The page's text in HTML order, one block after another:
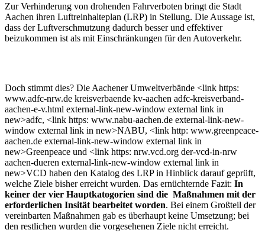
Zur Verhinderung von drohenden Fahrverboten bringt die Stadt
Aachen ihren Luftreinhalteplan (LRP) in Stellung. Die Aussage ist,
dass der Luftverschmutzung dadurch besser und effektiver
beizukommen ist als mit Einschränkungen für den Autoverkehr.
Doch stimmt dies? Die Aachener Umweltverbände <link https:
www.adfc-nrw.de kreisverbaende kv-aachen adfc-kreisverband-
aachen-e-v.html external-link-new-window external link in
new>adfc, <link https: www.nabu-aachen.de external-link-new-
window external link in new>NABU, <link http: www.greenpeace-
aachen.de external-link-new-window external link in
new>Greenpeace und <link https: nrw.vcd.org der-vcd-in-nrw
aachen-dueren external-link-new-window external link in
new>VCD haben den Katalog des LRP in Hinblick darauf geprüft,
welche Ziele bisher erreicht wurden. Das ernüchternde Fazit: In
keiner der vier Hauptkatogorien sind die Maßnahmen mit der
erforderlichen Insität bearbeitet worden. Bei einem Großteil der
vereinbarten Maßnahmen gab es überhaupt keine Umsetzung; bei
den restlichen wurden die vorgesehenen Ziele nicht erreicht.